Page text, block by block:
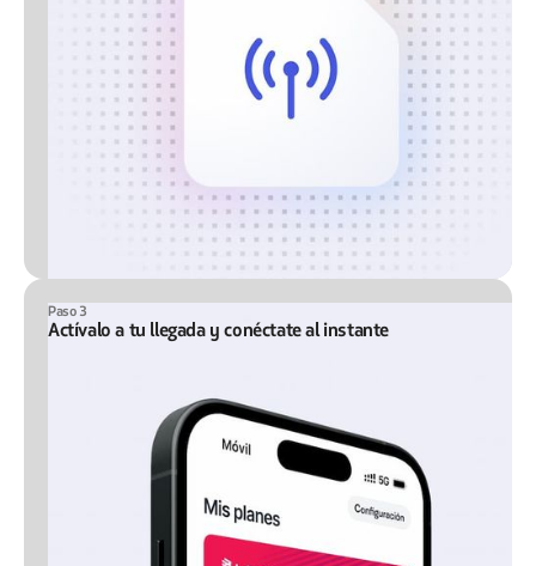
Paso 3
Actívalo a tu llegada y conéctate al instante